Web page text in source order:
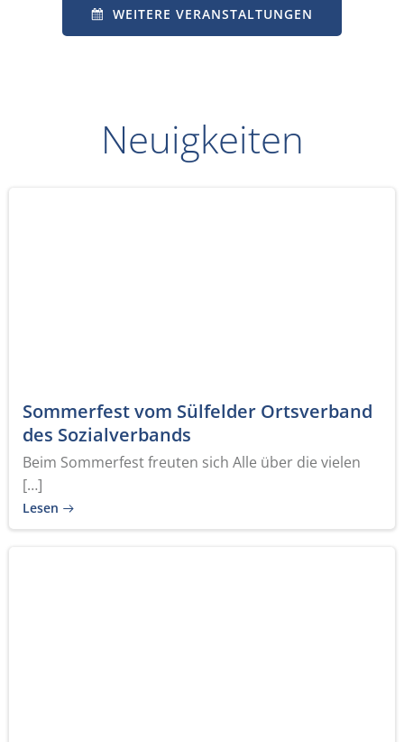
WEITERE VERANSTALTUNGEN
Neuigkeiten
Sommerfest vom Sülfelder Ortsverband
des Sozialverbands
Beim Sommerfest freuten sich Alle über die vielen
[…]
Lesen